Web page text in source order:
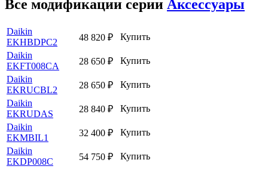
Все модификации серии Аксессуары
Daikin
EKHBDPC2
48 820 ₽
Купить
Daikin
EKFT008CA
28 650 ₽
Купить
Daikin
EKRUCBL2
28 650 ₽
Купить
Daikin
EKRUDAS
28 840 ₽
Купить
Daikin
EKMBIL1
32 400 ₽
Купить
Daikin
EKDP008C
54 750 ₽
Купить